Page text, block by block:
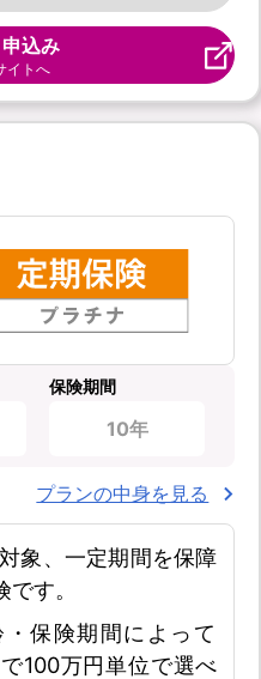
込み
イトへ
保険期間
10年
プランの中身を見る
象、一定期間を保障
す。
保険期間によって
100万円単位で選べ